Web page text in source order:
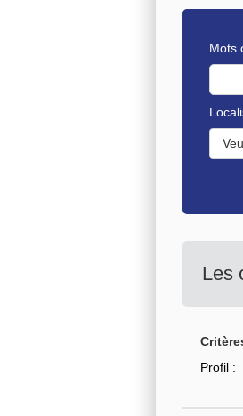
Mots
Les
Profil :